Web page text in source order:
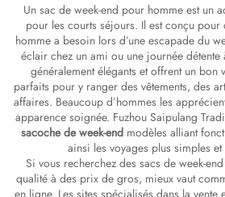
Un sac de week-end pour homme est un
pour les courts séjours. Il est conçu
homme a besoin lors d’une escapade du
éclair chez un ami ou une journée détente
généralement élégants et offrent un bon
parfaits pour y ranger des vêtements, des
affaires. Beaucoup d’hommes les
apparence soignée. Fuzhou Saipulang
sacoche de week-end modèles alliant
ainsi les voyages plus simples
Si vous recherchez des sacs de week-
qualité à des prix de gros, mieux vaut
en ligne. Les sites spécialisés dans la vente